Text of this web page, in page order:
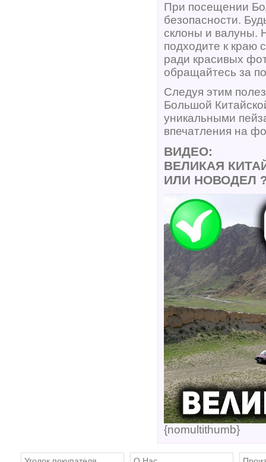
При посещении
безопасности.
склоны и валуны.
подходите к краю
ради красивых
обращайтесь за
Следуя этим
Большой
уникальными
впечатления на
ВИДЕО:
ВЕЛИКАЯ
ИЛИ НОВОДЕЛ
{nomultithumb}